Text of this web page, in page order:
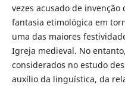
vezes acusado de
fantasia etimológica em
uma das maiores
Igreja medieval. No
considerados no estudo
auxílio da linguística, da